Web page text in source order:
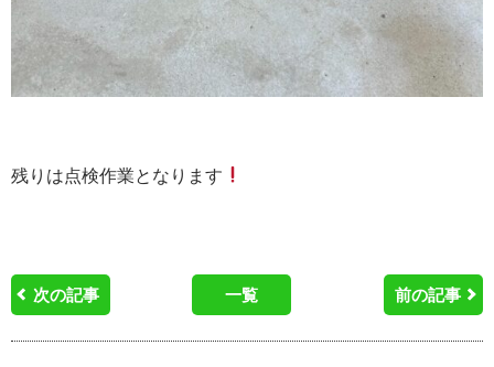
残りは点検作業となります
次の記事 一覧 前の記事